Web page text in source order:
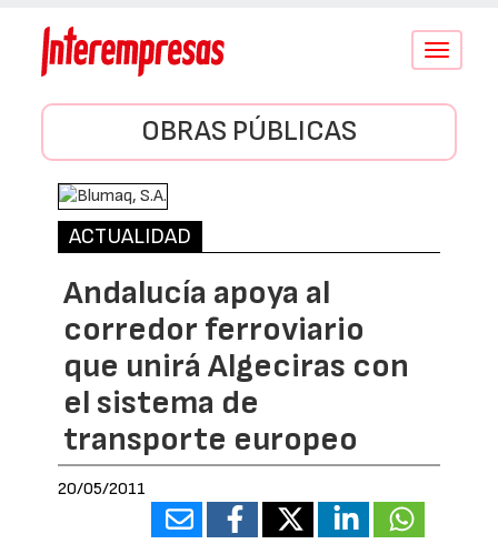
Conmutar
OBRAS PÚBLICAS
ACTUALIDAD
Andalucía apoya al
corredor ferroviario
que unirá Algeciras con
el sistema de
transporte europeo
20/05/2011